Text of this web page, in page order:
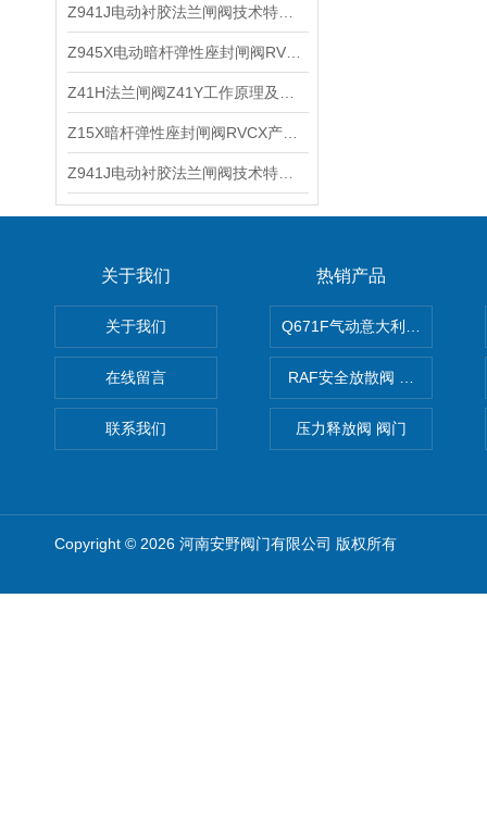
关于我们
关于我们
在线留言
联系我们
热销产品
Q671F气动意大利式薄型球阀
RAF安全放散阀 阀生产
压力释放阀 阀门
Copyright © 2026 河南安野阀门有限公司 版权所有